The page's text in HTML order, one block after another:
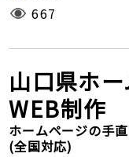
667
山口県ホ
WEB制作
ホームページの手
(全国対応)